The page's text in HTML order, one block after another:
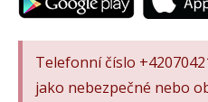
Telefonní číslo
jako nebezpečné nebo